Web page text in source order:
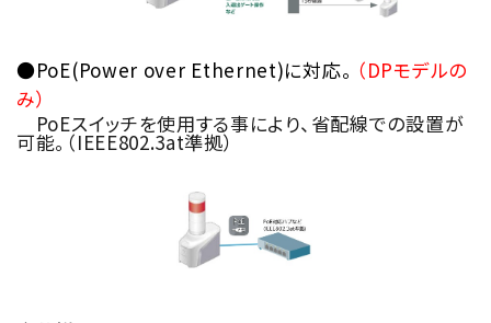
●PoE(Power over Ethernet)に対応。 （DPモデルの
み）
PoEスイッチを使用する事により、省配線での設置が
可能。（IEEE802.3at準拠）